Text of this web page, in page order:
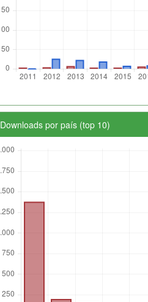
Downloads por país (top 10)